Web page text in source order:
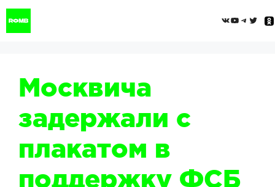
Перейти
Москвича
задержали с
плакатом в
поддержку ФСБ